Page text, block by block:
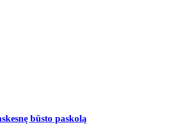
būsto paskolą